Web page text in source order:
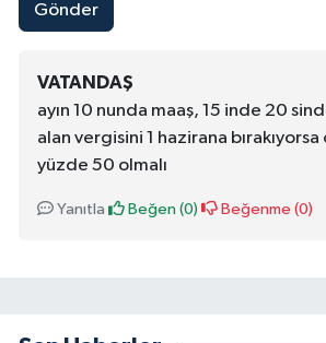
Gönder
VATANDAŞ
ayın 10 nunda maaş, 15 inde 20
alan vergisini 1 hazirana bırakıyorsa
yüzde 50 olmalı
Yanıtla Beğen (0) Beğenme (0)